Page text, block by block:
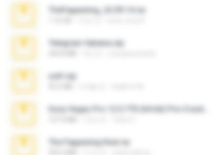
TheFappening_22.09.14.rar
Telegram fabiana.zip
ouh!.zip
The Fappening final.rar